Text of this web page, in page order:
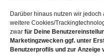
Darüber hinaus nutzen wir
weitere Cookies/
zwar für Deine
Marketingzwecken ggf. unter
Benutzerprofils und zur Anzeige